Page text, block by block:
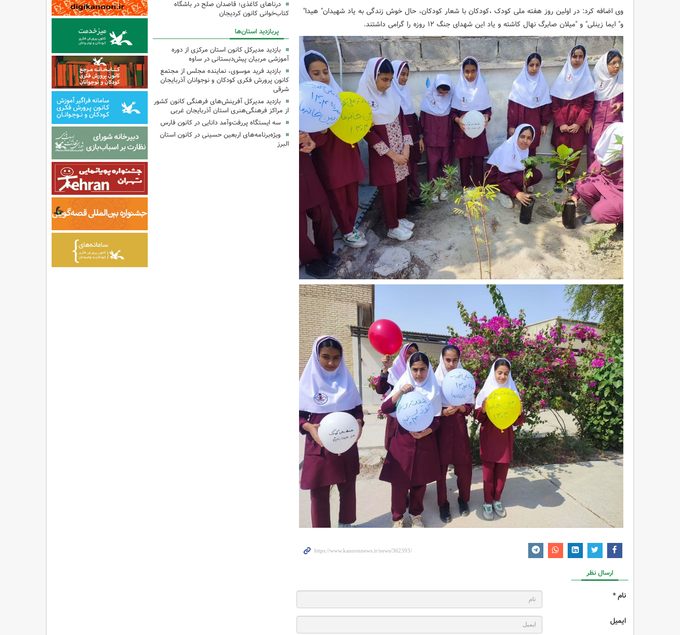
وی اضافه کرد: در اولین روز هفته ملی کودک ،کودکان با شعار کودکان، حال خوش زندگی به یاد شهیدان" هیدا"
و" ایما زینلی" و "میلان صابرگ نهال کاشته و یاد این شهدای جنگ ۱۲ روزه را گرامی داشتند.
ارسال نظر
نام *
ایمیل
درناهای کاغذی؛ قاصدان صلح در باشگاه
کتاب‌خوانی کانون کردیجان
پربازدید استان‌ها
بازدید مدیرکل کانون استان مرکزی از دوره
آموزشی مربیان پیش‌دبستانی در ساوه
بازدید فرید موسوی، نماینده مجلس از مجتمع
کانون پرورش فکری کودکان و نوجوانان آذربایجان
شرقی
بازدید مدیرکل آفرینش‌های فرهنگی کانون کشور
از مراکز فرهنگی‌هنری استان آذربایجان غربی
سه ایستگاه پررفت‌وآمد دانایی در کانون فارس
ویژه‌برنامه‌های اربعین حسینی در کانون استان
البرز